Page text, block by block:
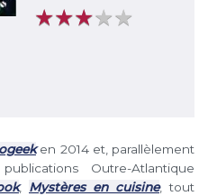
★★★★★
★★★★★
en 2014 et, parallèlement
Outre-Atlantique
, Mystères en cuisine, tout